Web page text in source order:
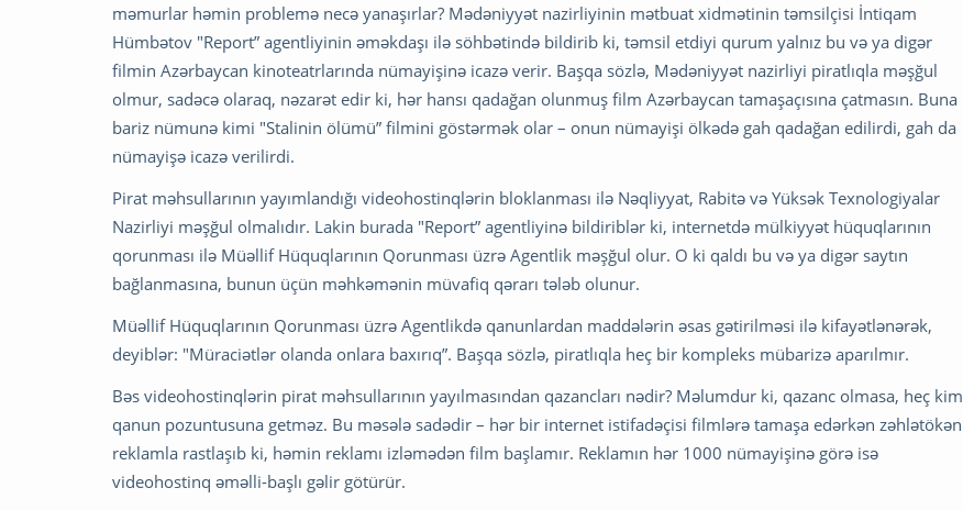
məmurlar həmin problemə necə yanaşırlar? Mədəniyyət nazirliyinin mətbuat xidmətinin təmsilçisi İntiqam
Hümbətov "Report” agentliyinin əməkdaşı ilə söhbətində bildirib ki, təmsil etdiyi qurum yalnız bu və ya digər
filmin Azərbaycan kinoteatrlarında nümayişinə icazə verir. Başqa sözlə, Mədəniyyət nazirliyi piratlıqla məşğul
olmur, sadəcə olaraq, nəzarət edir ki, hər hansı qadağan olunmuş film Azərbaycan tamaşaçısına çatmasın. Buna
bariz nümunə kimi "Stalinin ölümü” filmini göstərmək olar – onun nümayişi ölkədə gah qadağan edilirdi, gah da
nümayişə icazə verilirdi.
Pirat məhsullarının yayımlandığı videohostinqlərin bloklanması ilə Nəqliyyat, Rabitə və Yüksək Texnologiyalar
Nazirliyi məşğul olmalıdır. Lakin burada "Report” agentliyinə bildiriblər ki, internetdə mülkiyyət hüquqlarının
qorunması ilə Müəllif Hüquqlarının Qorunması üzrə Agentlik məşğul olur. O ki qaldı bu və ya digər saytın
bağlanmasına, bunun üçün məhkəmənin müvafiq qərarı tələb olunur.
Müəllif Hüquqlarının Qorunması üzrə Agentlikdə qanunlardan maddələrin əsas gətirilməsi ilə kifayətlənərək,
deyiblər: "Müraciətlər olanda onlara baxırıq”. Başqa sözlə, piratlıqla heç bir kompleks mübarizə aparılmır.
Bəs videohostinqlərin pirat məhsullarının yayılmasından qazancları nədir? Məlumdur ki, qazanc olmasa, heç kim
qanun pozuntusuna getməz. Bu məsələ sadədir – hər bir internet istifadəçisi filmlərə tamaşa edərkən zəhlətökən
reklamla rastlaşıb ki, həmin reklamı izləmədən film başlamır. Reklamın hər 1000 nümayişinə görə isə
videohostinq əməlli-başlı gəlir götürür.